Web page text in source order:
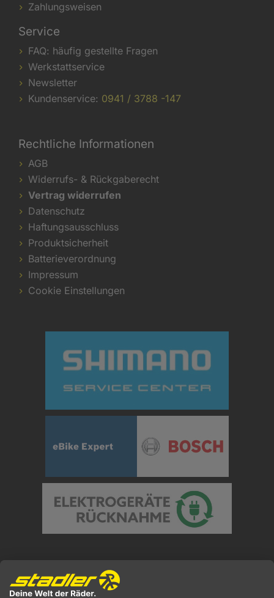
Zahlungsweisen
Service
FAQ: häufig gestellte Fragen
Werkstattservice
Newsletter
Kundenservice: 0941 / 3788 -147
Rechtliche Informationen
AGB
Widerrufs- & Rückgaberecht
Vertrag widerrufen
Datenschutz
Haftungsausschluss
Produktsicherheit
Batterieverordnung
Impressum
Cookie Einstellungen